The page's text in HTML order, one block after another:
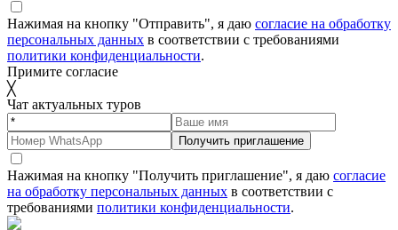
Нажимая на кнопку "Отправить", я даю согласие на обработку
персональных данных в соответствии с требованиями
политики конфиденциальности.
Примите согласие
╳
Чат актуальных туров
Получить приглашение
Нажимая на кнопку "Получить приглашение", я даю согласие
на обработку персональных данных в соответствии с
требованиями политики конфиденциальности.